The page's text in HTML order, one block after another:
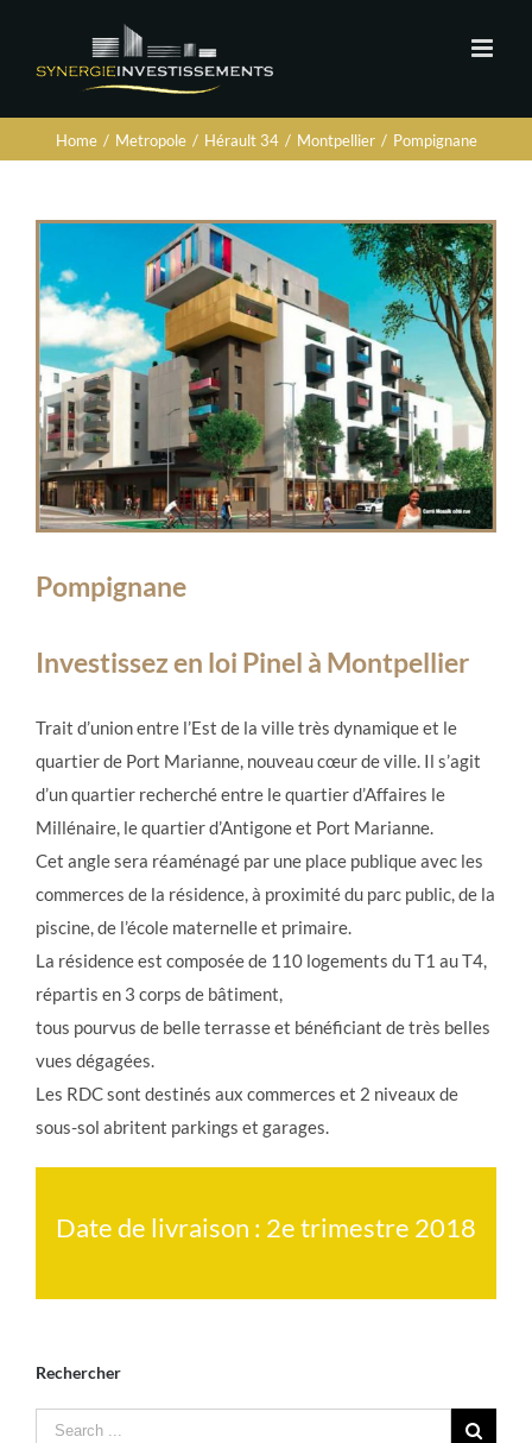
Home / Metropole / Hérault 34 / Montpellier / Pompignane
Larger
Image
Pompignane
Investissez en loi Pinel à Montpellier
Trait d’union entre l’Est de la ville très dynamique et le
quartier de Port Marianne, nouveau cœur de ville. Il s’agit
d’un quartier recherché entre le quartier d’Affaires le
Millénaire, le quartier d’Antigone et Port Marianne.
Cet angle sera réaménagé par une place publique avec les
commerces de la résidence, à proximité du parc public, de la
piscine, de l’école maternelle et primaire.
La résidence est composée de 110 logements du T1 au T4,
répartis en 3 corps de bâtiment,
tous pourvus de belle terrasse et bénéficiant de très belles
vues dégagées.
Les RDC sont destinés aux commerces et 2 niveaux de
sous-sol abritent parkings et garages.
Date de livraison : 2e trimestre 2018
Rechercher